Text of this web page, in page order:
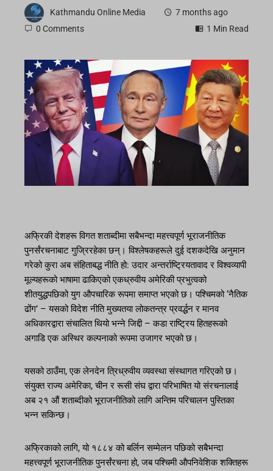
Kathmandu Online Media
7 months ago
0 Comments
1 Min Read
अफ्रिकी देशहरू विगत शताब्दीमा सबैभन्दा महत्त्वपूर्ण भूराजनीतिक
पुनर्संरचनाबाट गुज्रिरहेका छन्। विश्लेषकहरूले दुई दशकदेखि अनुमान
गरेको कुरा अब संहिताबद्ध नीति हो: उदार अन्तर्राष्ट्रियतावाद र विश्वव्यापी
मूल्यहरूको भाषामा ढाकिएको एकध्रुवीय अमेरिकी प्रभुत्वको
शीतयुद्धपछिको युग औपचारिक रूपमा समाप्त भएको छ। पश्चिमको ‘नैतिक
ढोंग’ – यसको विदेश नीति मुख्यतया लोकतन्त्र प्रवर्द्धन र मानव
अधिकारद्वारा संचालित थियो भन्ने जिद्दी – कडा राष्ट्रिय हितहरूको
अगाडि एक अस्थिर कल्पनाको रूपमा उजागर भएको छ।
यसको ठाउँमा, एक लेनदेन त्रिध्रुवीय व्यवस्था संस्थागत गरिएको छ।
संयुक्त राज्य अमेरिका, चीन र रूसी संघ द्वारा परिभाषित यो संरचनालाई
अब २१ औं शताब्दीको भूराजनीतिको लागि अन्तिम परिचालन पुस्तिका
भन्न सकिन्छ।
अफ्रिकाको लागि, यो १८८४ को बर्लिन सम्मेलन पछिको सबैभन्दा
महत्त्वपूर्ण भूराजनीतिक पुनर्संरचना हो, जब पश्चिमी औपनिवेशिक शक्तिहरू